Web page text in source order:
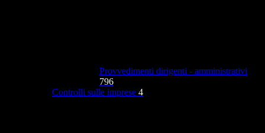
Provvedimenti dirigenti - amministrativi
796
Controlli sulle imprese 4